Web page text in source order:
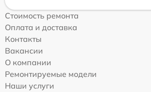
Стоимость ремонта
Оплата и доставка
Контакты
Вакансии
О компании
Ремонтируемые модели
Наши услуги